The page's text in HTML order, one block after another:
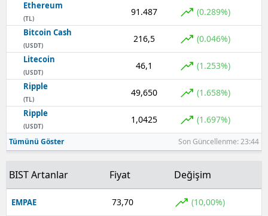
Ethereum
(TL)
91.487 (0.289%)
Bitcoin Cash
(USDT)
216,5 (0.046%)
Litecoin
(USDT)
46,1 (1.253%)
Ripple
(TL)
49,650 (1.658%)
Ripple
(USDT)
1,0425 (1.697%)
Tümünü Göster Son Güncellenme: 23:44
BIST Artanlar Fiyat Değişim
EMPAE 73,70 (10,00%)